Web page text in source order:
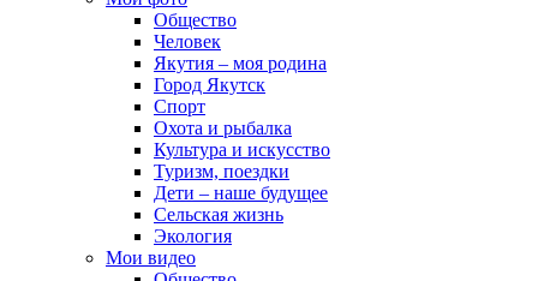
Общество
Человек
Якутия – моя родина
Город Якутск
Спорт
Охота и рыбалка
Культура и искусство
Туризм, поездки
Дети – наше будущее
Сельская жизнь
Экология
Мои видео